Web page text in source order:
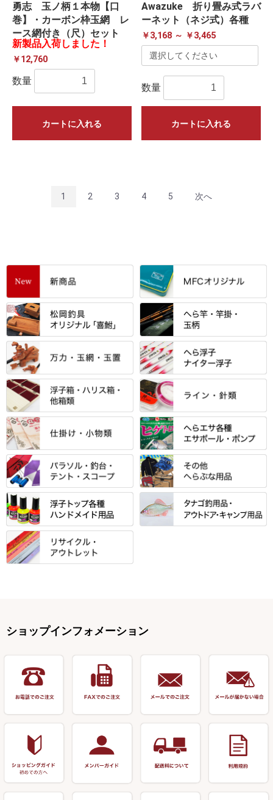
勇志 玉ノ柄１本物【口
巻】・カーボン枠玉網 レ
ース網付き（尺）セット
新製品入荷しました！
￥12,760
数量
カートに入れる
Awazuke 折り畳み式ラバ
ーネット（ネジ式）各種
￥3,168 ～ ￥3,465
数量
カートに入れる
1 2 3 4 5 次へ
すべて
「雅（みやび）」シリーズ・エ
ントＰＬＵＳシリーズ
エントラント・ＳＰＷシリーズ
スモールクロコダイルシリーズ
エクセーヌ・スエードシリーズ
バッグ・小物ケース・ワッペン
クッション・シート・スカー
ト・エプロン
保護ケース
アクリルシリーズ・アクセサリ
すべて
「至高」シリーズ
万力付お膳
クワセ皿・コブ皿・角皿
浮子筒・浮子箱・ハリス箱・玉
ノ柄スタンド
小物箱・うどん箱・うどん皿
ハサミケース
カウンター
針外し・糸ほどき
すべて
シマノ
ダイワ
がまかつ
サクラ・NISSIN・合成竿・他
光竹作 カーボン竿掛・玉ノ柄
匠絆・かちどき・旋（めぐ
る）・千望・千尋・悠月・その
他
すべて
当店オリジナル「勝俊」作
光竹 製品
松村作（万力）
松村作（先受・その他）
万久作
岐山 製品
逍遥（しょうよう）
玉網（高級品）
替網・仕付糸
玉置（高級品）
万力付お膳・うどん皿
すべて
忠相・一志
昴 ・TOMO
りきや ・ 大祐
心也・士天・狂鬼
伊吹 ・ SATTO
KEN∑HI【ケンシ】
すべて
金鯱 シリーズ
浮子箱
浮子立て・浮子筒
ハリスケース
仕掛箱・小物箱
ハリスメジャー系
すべて
東レ・ラーヂ
サンライン ・ ダン
鬼掛・MARUTO
すべて
ウキ止めストッパー・糸・チュ
ーブ
ウキゴム 遊動式
松葉仕掛用
底取りアイテム
ハサミ
すべて
マルキュー 麩系
マルキュー その他
ポンプ絞り器・ポンプ類
すべて
パラソル
テント
リーズ
釣台 釣宝・その他
すべて
バック＆ロッドケース
偏光サングラス
小物ケース・保護ケース
すべて
浮子用素材
塗料用 筆
装飾品
リサイクル 竹竿（～19,999円）
リサイクル 竹竿（深山）
リサイクル 浮子
リサイクル 玉網・玉置・フラ
リサイクル 浮子箱・浮子筒・
ショップインフォメーション